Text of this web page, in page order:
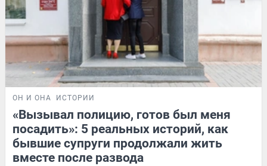
ОН И ОНА ИСТОРИИ
«Вызывал полицию, готов был меня
посадить»: 5 реальных историй, как
бывшие супруги продолжали жить
вместе после развода